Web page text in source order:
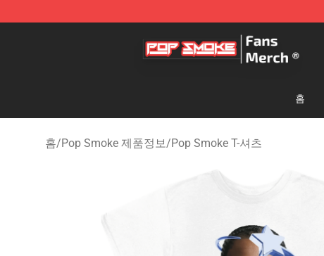
Pop Smoke Store - Official Pop Smoke Merchandise Shop
홈
홈/Pop Smoke 제품정보/Pop Smoke T-셔츠